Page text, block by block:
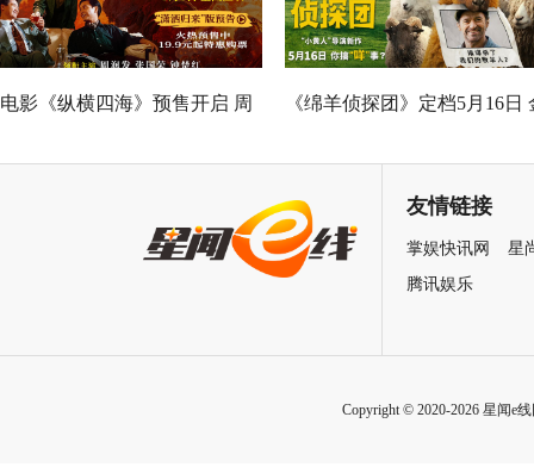
电影《纵横四海》预售开启 周 《绵羊侦探团》定档5月16日
友情链接
掌娱快讯网
星
腾讯娱乐
Copyright © 2020-2026 星闻e